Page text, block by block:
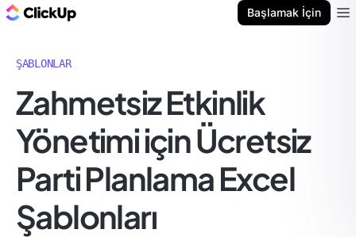
Başlamak İçin
ŞABLONLAR
Zahmetsiz Etkinlik
Yönetimi için Ücretsiz
Parti Planlama Excel
Şablonları